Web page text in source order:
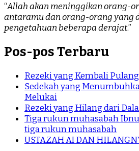
“Allah akan meninggikan orang-
antaramu dan orang-orang yang
pengetahuan beberapa derajat.”
Pos-pos Terbaru
Rezeki yang Kembali Pulang
Sedekah yang
Melukai
Rezeki yang Hilang dari
Tiga rukun muhasabah
tiga rukun muhasabah
USTAZAH AI DAN